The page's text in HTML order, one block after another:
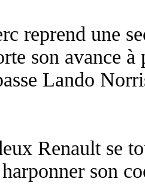
reprend une
son avance à
Lando
Renault se
son